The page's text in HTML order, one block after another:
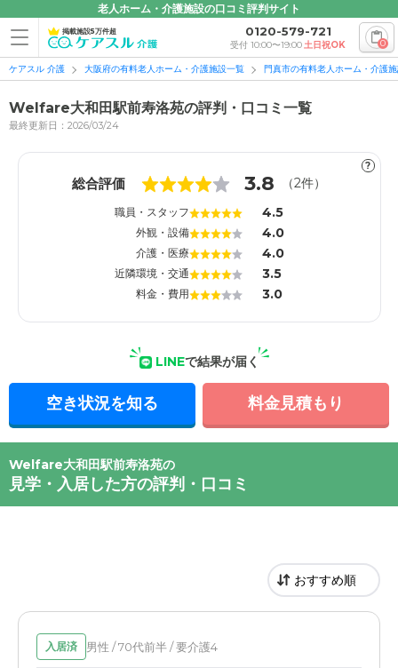
老人ホーム・介護施設の口コミ評判サイト
掲載施設5万件超 0120-579-721
受付 10:00〜19:00土日祝OK 0
ケアスル 介護 大阪府の有料老人ホーム・介護施設一覧 門真市の有料老人ホーム・介護
Welfare大和田駅前寿洛苑の評判・口コミ一覧
最終更新日：2026/03/24
?
総合評価 3.8 （2件）
職員・スタッフ 4.5
外観・設備 4.0
介護・医療 4.0
近隣環境・交通 3.5
料金・費用 3.0
LINEで結果が届く
空き状況を知る 料金見積もり
Welfare大和田駅前寿洛苑の
見学・入居した方の評判・口コミ
入居済 男性 / 70代前半 / 要介護4